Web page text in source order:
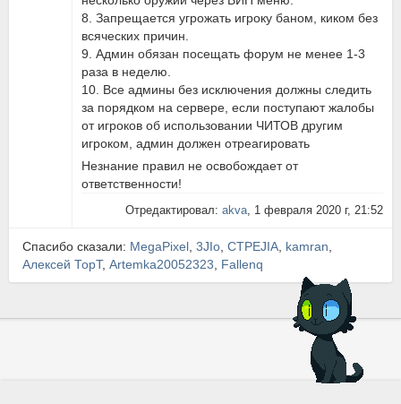
8. Запрещается угрожать игроку баном, киком без
всяческих причин.
9. Админ обязан посещать форум не менее 1-3
раза в неделю.
10. Все админы без исключения должны следить
за порядком на сервере, если поступают жалобы
от игроков об использовании ЧИТОВ другим
игроком, админ должен отреагировать
Незнание правил не освобождает от
ответственности!
Отредактировал: akva, 1 февраля 2020 г, 21:52
Спасибо сказали: MegaPixel 3JIo CTPEJIA kamran
Алексей ТорТ, Artemka20052323 Fallenq